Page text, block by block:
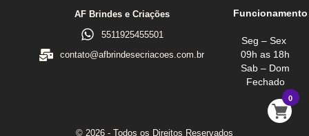
AF Brindes e Criações
5511925455501
contato@afbrindesecriacoes.com.br
Funcionamento
Seg – Sex
09h as 18h
Sab – Dom
Fechado
0
© 2026 - Todos os Direitos Reservados